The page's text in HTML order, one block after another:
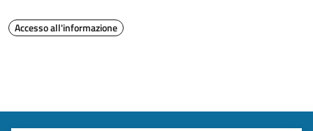
Accesso all'informazione